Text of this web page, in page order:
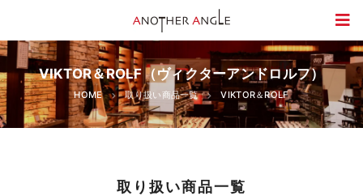
VIKTOR＆ROLF（ヴィクターアンドロルフ）
HOME 取り扱い商品一覧 VIKTOR＆ROLF
取り扱い商品一覧